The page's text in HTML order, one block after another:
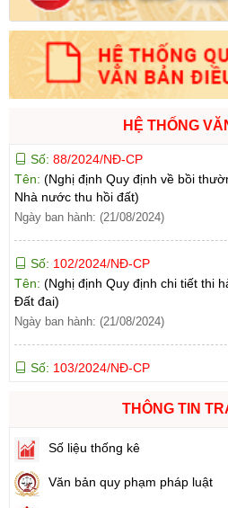
HỆ THỐNG
Số:31/2024/QH15
Tên:(Luật Đất đai)
Ngày ban hành: (21/08/2024)
88/2024/NĐ-CP
(Nghị định Quy định về bồi
Nhà nước thu hồi đất)
Ngày ban hành: (21/08/2024)
Số:102/2024/NĐ-CP
Tên:(Nghị định Quy định chi tiết thi
Đất đai)
Ngày ban hành: (21/08/2024)
Số:103/2024/NĐ-CP
Tên:(Nghị định Quy định về tiền sử
Ngày ban hành: (21/08/2024)
1731/KH-UBND
Ngày ban hành: (21/08/2024)
Số:
THÔNG TIN
Số liệu thống kê
Văn bản quy phạm pháp luật